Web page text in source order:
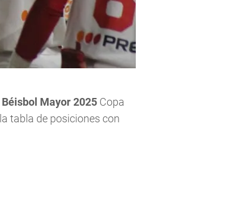
Béisbol Mayor 2025 Copa
tabla de posiciones con